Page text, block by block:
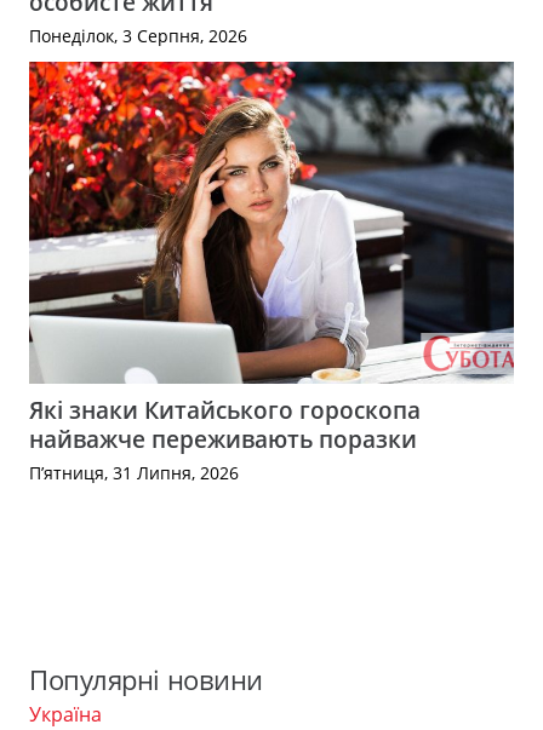
Понеділок, 3 Серпня, 2026
Які знаки Китайського гороскопа
найважче переживають поразки
П’ятниця, 31 Липня, 2026
Популярні новини
Україна